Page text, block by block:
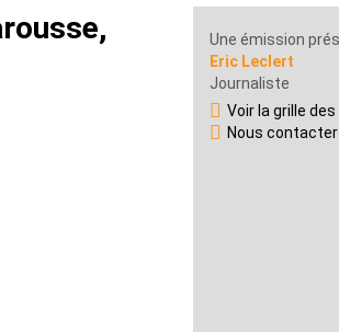
Une émission
Eric Leclert
Journaliste
Voir la grille
Nous contacter